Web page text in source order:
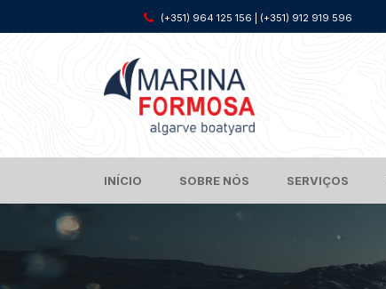
(+351) 964 125 156 | (+351) 912 919 596
INÍCIO SOBRE NÓS SERVIÇOS